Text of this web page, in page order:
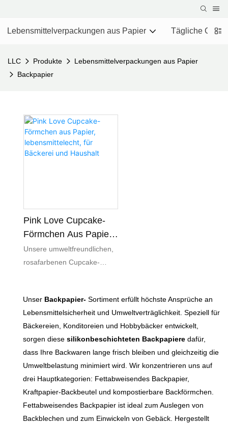
Lebensmittelverpackungen aus Papier Tägliche
LLC Produkte
Lebensmittelverpackungen aus Papier
Backpapier
Pink Love Cupcake-
Förmchen Aus Papier,
Lebensmittelecht, Für
Bäckerei Und Haushalt
Unsere umweltfreundlichen,
rosafarbenen Cupcake-
Funktionalität und
ansprechendes Design.
Hergestellt aus 100 %
lebensmittelechtem,
biologisch abbaubarem
Papier, werten diese
Förmchen Ihre Backkünste
auf und schonen gleichzeitig
die Umwelt. Dank der
Antihaftbeschichtung lassen
Unser Backpapier- Sortiment erfüllt höchste Ansprüche an
Lebensmittelsicherheit und Umweltverträglichkeit. Speziell für
Bäckereien, Konditoreien und Hobbybäcker entwickelt,
sorgen diese silikonbeschichteten Backpapiere dafür,
dass Ihre Backwaren lange frisch bleiben und gleichzeitig die
Umweltbelastung minimiert wird. Wir konzentrieren uns auf
drei Hauptkategorien: Fettabweisendes Backpapier,
Kraftpapier-Backbeutel und kompostierbare Backförmchen.
Fettabweisendes Backpapier ist ideal zum Auslegen von
Backblechen und zum Einwickeln von Gebäck. Hergestellt